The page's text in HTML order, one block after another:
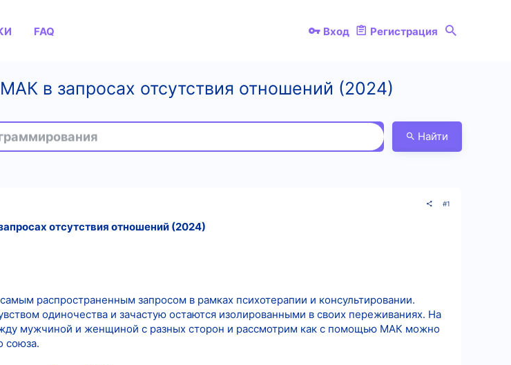
FAQ Вход Регистрация
в запросах отсутствия отношений (2024)
Найти
#1
отсутствия отношений (2024)
распространенным запросом в рамках психотерапии и консультировании.
одиночества и зачастую остаются изолированными в своих переживаниях. На
мужчиной и женщиной с разных сторон и рассмотрим как с помощью МАК можно
союза.